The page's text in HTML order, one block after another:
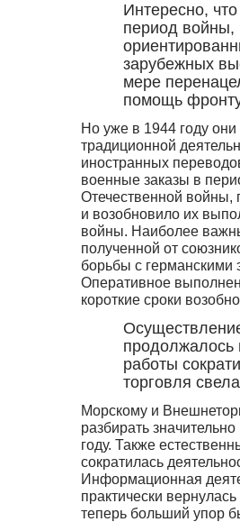
Интересно,
период войны,
зарубежных
мере
помощь
Но уже в 1944 году
традиционной
иностранных
военные заказы в
Отечественной войны,
и возобновило их
войны. Наиболее
полученной от
борьбы с
Оперативное
короткие сроки
продолжалось
работы
торговля
Морскому и
разбирать
году. Также
сократилась
Информационная
практически
теперь больший упор